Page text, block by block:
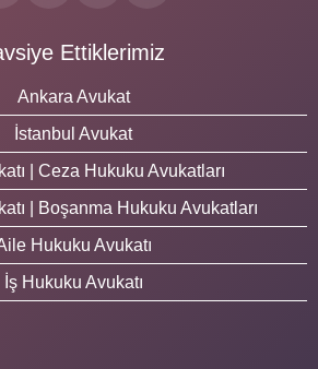
Ettiklerimiz
Ankara Avukat
İstanbul Avukat
| Ceza Hukuku Avukatları
| Boşanma Hukuku Avukatları
Hukuku Avukatı
İş Hukuku Avukatı